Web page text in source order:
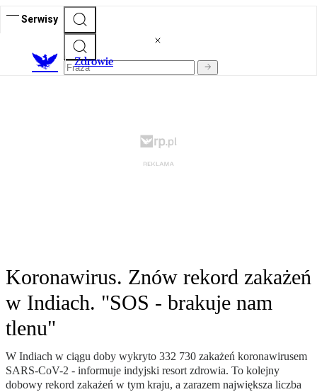
Serwisy
Zdrowie
Koronawirus. Znów rekord zakażeń
w Indiach. "SOS - brakuje nam
tlenu"
W Indiach w ciągu doby wykryto 332 730 zakażeń koronawirusem
SARS-CoV-2 - informuje indyjski resort zdrowia. To kolejny
dobowy rekord zakażeń w tym kraju, a zarazem największa liczba